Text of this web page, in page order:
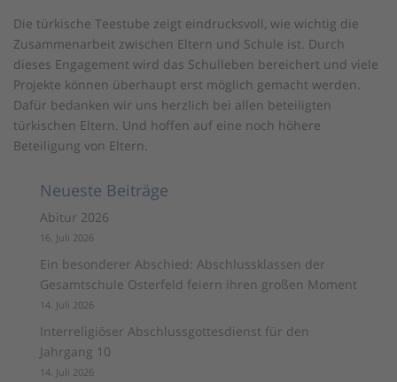
Die türkische Teestube zeigt eindrucksvoll, wie wichtig die
Zusammenarbeit zwischen Eltern und Schule ist. Durch
dieses Engagement wird das Schulleben bereichert und viele
Projekte können überhaupt erst möglich gemacht werden.
Dafür bedanken wir uns herzlich bei allen beteiligten
türkischen Eltern. Und hoffen auf eine noch höhere
Beteiligung von Eltern.
Neueste Beiträge
Abitur 2026
16. Juli 2026
Ein besonderer Abschied: Abschlussklassen der
Gesamtschule Osterfeld feiern ihren großen Moment
14. Juli 2026
Interreligiöser Abschlussgottesdienst für den
Jahrgang 10
14. Juli 2026